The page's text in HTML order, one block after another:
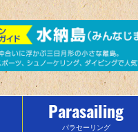
Parasailing
パラセーリング